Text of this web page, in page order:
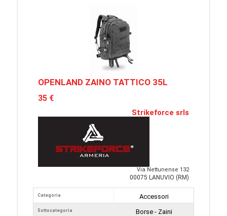
OPENLAND ZAINO TATTICO 35L
35 €
Strikeforce srls
Via Nettunense 132
00075 LANUVIO (RM)
Categoria
Sottocategoria
Accessori
Borse - Zaini